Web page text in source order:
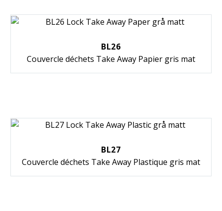
BL26
Couvercle déchets Take Away Papier gris mat
BL27
Couvercle déchets Take Away Plastique gris mat